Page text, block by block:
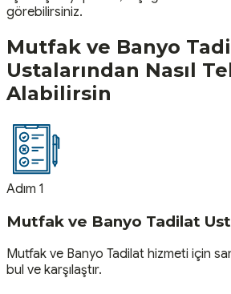
görebilirsiniz.
Mutfak ve Banyo
Ustalarından Nasıl
Alabilirsin
Adım 1
Mutfak ve Banyo Tadilat
Mutfak ve Banyo Tadilat hizmeti için
bul ve karşılaştır.